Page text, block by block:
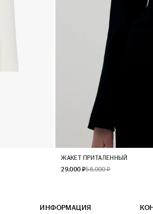
ЖАКЕТ ПРИТАЛЕННЫЙ
29.000 ₽58.000 ₽
ИНФОРМАЦИЯ